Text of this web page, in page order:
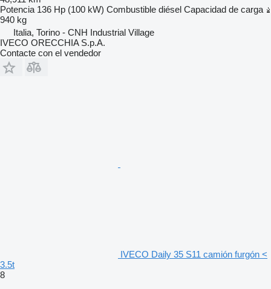
Potencia 136 Hp (100 kW) Combustible diésel Capacidad de carga
940 kg
Italia, Torino - CNH Industrial Village
IVECO ORECCHIA S.p.A.
Contacte con el vendedor
IVECO Daily 35 S11 camión furgón <
3.5t
8